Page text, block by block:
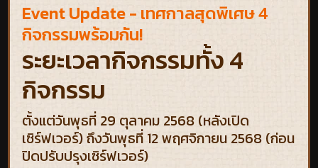
Event Update - เทศกาลสุดพิเศษ 4
กิจกรรมพร้อมกัน!
ระยะเวลากิจกรรมทั้ง 4
กิจกรรม
ตั้งแต่วันพุธที่ 29 ตุลาคม 2568 (หลังเปิด
เซิร์ฟเวอร์) ถึงวันพุธที่ 12 พฤศจิกายน 2568 (ก่อน
ปิดปรับปรุงเซิร์ฟเวอร์)